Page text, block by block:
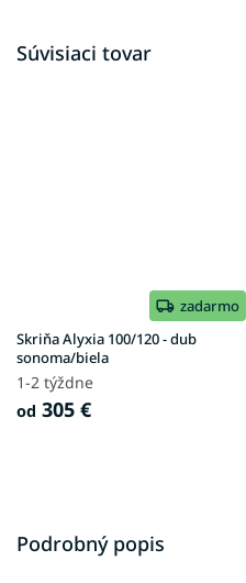
Súvisiaci tovar
zadarmo
Skriňa Alyxia 100/120 - dub
sonoma/biela
1-2 týždne
od 305 €
Podrobný popis